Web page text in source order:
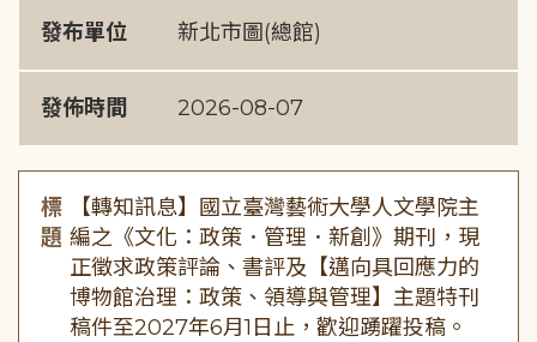
發布單位 新北市圖(總館)
發佈時間 2026-08-07
標
題
【轉知訊息】國立臺灣藝術大學人文學院主
編之《文化：政策．管理．新創》期刊，現
正徵求政策評論、書評及【邁向具回應力的
博物館治理：政策、領導與管理】主題特刊
稿件至2027年6月1日止，歡迎踴躍投稿。